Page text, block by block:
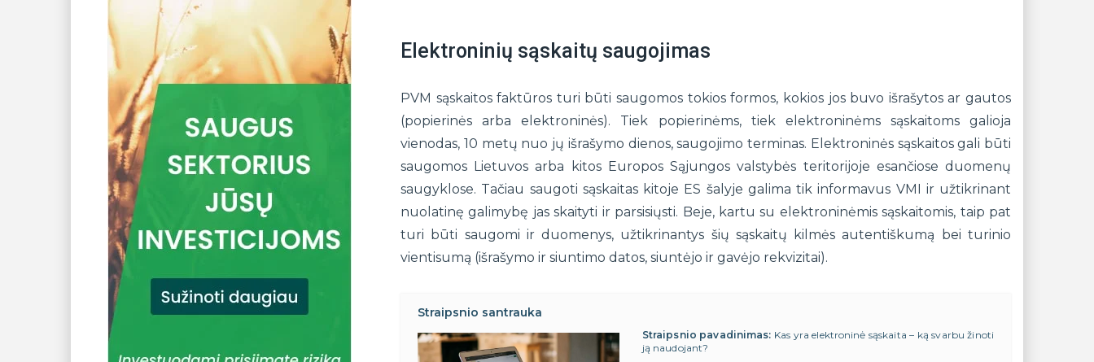
Elektroninių sąskaitų saugojimas
PVM sąskaitos faktūros turi būti saugomos tokios formos, kokios jos buvo išrašytos ar gautos
(popierinės arba elektroninės). Tiek popierinėms, tiek elektroninėms sąskaitoms galioja
vienodas, 10 metų nuo jų išrašymo dienos, saugojimo terminas. Elektroninės sąskaitos gali būti
saugomos Lietuvos arba kitos Europos Sąjungos valstybės teritorijoje esančiose duomenų
saugyklose. Tačiau saugoti sąskaitas kitoje ES šalyje galima tik informavus VMI ir užtikrinant
nuolatinę galimybę jas skaityti ir parsisiųsti. Beje, kartu su elektroninėmis sąskaitomis, taip pat
turi būti saugomi ir duomenys, užtikrinantys šių sąskaitų kilmės autentiškumą bei turinio
vientisumą (išrašymo ir siuntimo datos, siuntėjo ir gavėjo rekvizitai).
Straipsnio santrauka
Straipsnio pavadinimas: Kas yra elektroninė sąskaita – ką svarbu žinoti
ją naudojant?